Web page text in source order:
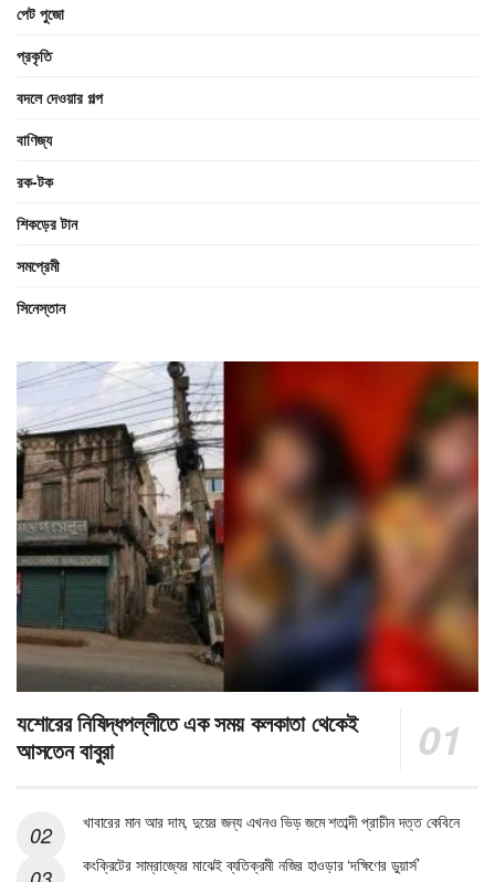
পেট পুজো
প্রকৃতি
বদলে দেওয়ার গল্প
বাণিজ্য
রক-টক
শিকড়ের টান
সমপ্রেমী
সিনেস্তান
যশোরের নিষিদ্ধপল্লীতে এক সময় কলকাতা থেকেই
আসতেন বাবুরা
খাবারের মান আর দাম, দুয়ের জন্য এখনও ভিড় জমে শতাব্দী প্রাচীন দত্ত কেবিনে
কংক্রিটের সাম্রাজ্যের মাঝেই ব্যতিক্রমী নজির হাওড়ার ‘দক্ষিণের ডুয়ার্স’